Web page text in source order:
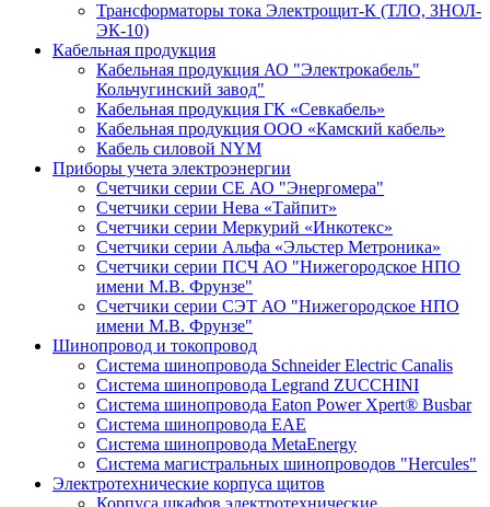
Трансформаторы тока Электрощит-К (ТЛО, ЗНОЛ-
ЭК-10)
Кабельная продукция
Кабельная продукция АО "Электрокабель"
Кольчугинский завод"
Кабельная продукция ГК «Севкабель»
Кабельная продукция ООО «Камский кабель»
Кабель силовой NYM
Приборы учета электроэнергии
Счетчики серии СЕ АО "Энергомера"
Счетчики серии Нева «Тайпит»
Счетчики серии Меркурий «Инкотекс»
Счетчики серии Альфа «Эльстер Метроника»
Счетчики серии ПСЧ АО "Нижегородское НПО
имени М.В. Фрунзе"
Счетчики серии СЭТ АО "Нижегородское НПО
имени М.В. Фрунзе"
Шинопровод и токопровод
Система шинопровода Schneider Electric Canalis
Система шинопровода Legrand ZUCCHINI
Система шинопровода Eaton Power Xpert® Busbar
Система шинопровода EAE
Система шинопровода MetaEnergy
Система магистральных шинопроводов "Hercules"
Электротехнические корпуса щитов
Корпуса шкафов электротехнические